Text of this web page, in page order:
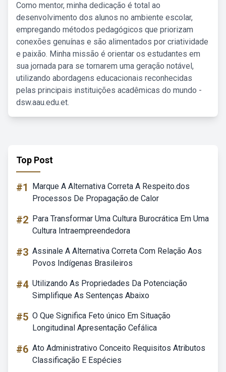
Como mentor, minha dedicação é total ao
desenvolvimento dos alunos no ambiente escolar,
empregando métodos pedagógicos que priorizam
conexões genuínas e são alimentados por criatividade
e paixão. Minha missão é orientar os estudantes em
sua jornada para se tornarem uma geração notável,
utilizando abordagens educacionais reconhecidas
pelas principais instituições acadêmicas do mundo -
dsw.aau.edu.et.
Top Post
#1
Marque A Alternativa Correta A Respeito.dos
Processos De Propagação.de Calor
#2 Para Transformar Uma Cultura Burocrática Em Uma
Cultura Intraempreendedora
#3 Assinale A Alternativa Correta Com Relação Aos
Povos Indígenas Brasileiros
#4 Utilizando As Propriedades Da Potenciação
Simplifique As Sentenças Abaixo
#5 O Que Significa Feto único Em Situação
Longitudinal Apresentação Cefálica
#6 Ato Administrativo Conceito Requisitos Atributos
Classificação E Espécies